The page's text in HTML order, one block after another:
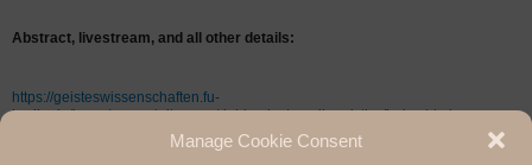
Manage Cookie Consent
Abstract, livestream, and all other details:
https://geisteswissenschaften.fu-
berlin.de/izeus/veranstaltungen/dahlemlectureslinguistics/index.html